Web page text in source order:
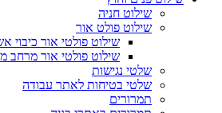
שילוט חניה
שילוט פולט אור
שילוט פולטי אור כיבוי
שילוט פולטי אור מרחב
שלטי נגישות
שלטי בטיחות לאתר עבודה
תמרורים